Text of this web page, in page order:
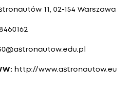
11, 02-154 Warszawa
http://www.astronautow.eu